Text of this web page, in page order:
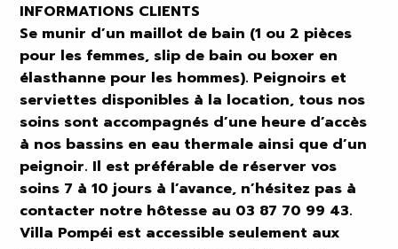
INFORMATIONS CLIENTS
Se munir d’un maillot de bain (1 ou 2 pièces
pour les femmes, slip de bain ou boxer en
élasthanne pour les hommes). Peignoirs et
serviettes disponibles à la location, tous nos
soins sont accompagnés d’une heure d’accès
à nos bassins en eau thermale ainsi que d’un
peignoir. Il est préférable de réserver vos
soins 7 à 10 jours à l’avance, n’hésitez pas à
contacter notre hôtesse au 03 87 70 99 43.
Villa Pompéi est accessible seulement aux